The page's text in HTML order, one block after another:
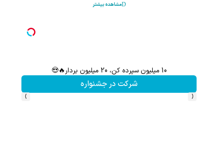
مشاهده بیشتر
10 میلیون سپرده کن، 20 میلیون بردار🔥😍
شرکت در جشنواره
‹
›